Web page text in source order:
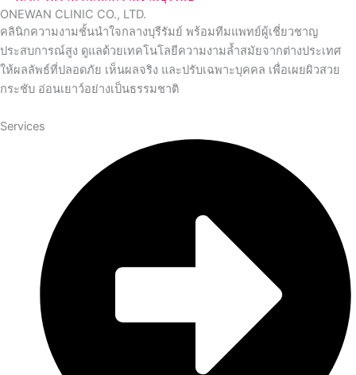
ONEWAN CLINIC CO., LTD.
คลินิกความงามชั้นนำใจกลางบุรีรัมย์ พร้อมทีมแพทย์ผู้เชี่ยวชาญ
ประสบการณ์สูง ดูแลด้วยเทคโนโลยีความงามล้ำสมัยจากต่างประเทศ
ให้ผลลัพธ์ที่ปลอดภัย เห็นผลจริง และปรับเฉพาะบุคคล เพื่อเผยผิวสวย
กระชับ อ่อนเยาว์อย่างเป็นธรรมชาติ
Services